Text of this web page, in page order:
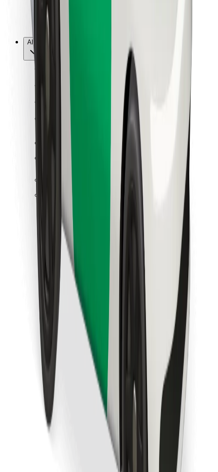
Per ristoranti
Bolt per le aziende
Altro
Fai una corsa in pochi minuti!
Scarica Bolt
Trova il tuo cibo preferito!
Scarica Bolt